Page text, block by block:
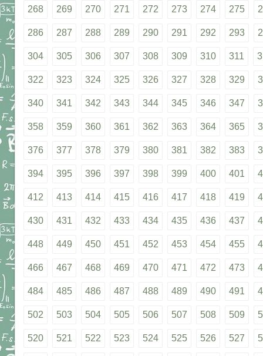
268 269 270 271 272 273 274 275
286 287 288 289 290 291 292 293
304 305 306 307 308 309 310 311
322 323 324 325 326 327 328 329
340 341 342 343 344 345 346 347
358 359 360 361 362 363 364 365
376 377 378 379 380 381 382 383
394 395 396 397 398 399 400 401
412 413 414 415 416 417 418 419
430 431 432 433 434 435 436 437
448 449 450 451 452 453 454 455
466 467 468 469 470 471 472 473
484 485 486 487 488 489 490 491
502 503 504 505 506 507 508 509
520 521 522 523 524 525 526 527